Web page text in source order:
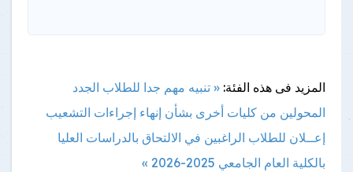
المزيد فى هذه الفئة: « تنبيه مهم جدا للطلاب الجدد
المحولين من كليات أخرى بشأن إنهاء إجراءات التشعيب
إعــلان للطلاب الراغبين في الالتحاق بالدراسات العليا
بالكلية العام الجامعي 2025-2026 »